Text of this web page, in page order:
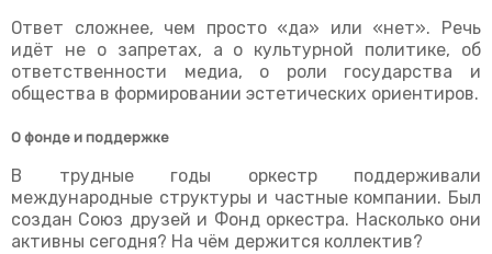
Ответ сложнее, чем просто «да» или «нет». Речь
идёт не о запретах, а о культурной политике, об
ответственности медиа, о роли государства и
общества в формировании эстетических ориентиров.
О фонде и поддержке
В трудные годы оркестр поддерживали
международные структуры и частные компании. Был
создан Союз друзей и Фонд оркестра. Насколько они
активны сегодня? На чём держится коллектив?